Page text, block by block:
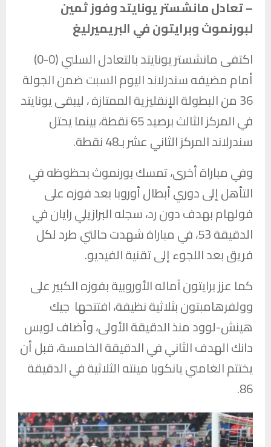
– تعادل مانشستر يونايتد وفوز ثمين
لبورنموث وبرايتون في البريميرليغ
اكتفىمانشستر يونايتد
بالتعادل السلبي (0-0)
أمام مضيفهسندرلانداليوم السبت ضمن الجولة
36 من البطولة الإنقليزية الممتازة ، ليبقى يونايتد
في المركز الثالث برصيد 65 نقطة، بينما يحتل
سندرلاند المركز الثاني عشر بـ48 نقطة.
وفي مباراة أخرى، تمسكبورنموثبحظوظه في
التأهل إلى دوري أبطال أوروبا بعد فوزه على
فولهامبهدف دون رد، سجله البرازيلي رايان في
الدقيقة 53، في مباراة شهدت حالتي طرد لكل
فريق بعد اللجوء إلى تقنية الفيديو.
كما عززبرايتونآماله الأوروبية بفوزه الكبير على
وولفرهامبتونبثلاثية نظيفة، افتتحها جيك
هينش-لوود منذ الدقيقة الأولى، وأضاف لويس
دانك الهدف الثاني في الدقيقة الخامسة، قبل أن
يختتم الغامبي يانكوبا مينته الثلاثية في الدقيقة
86.